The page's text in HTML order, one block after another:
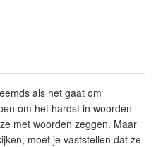
als het gaat om
om het hardst in woorden
met woorden zeggen. Maar
moet je vaststellen dat ze